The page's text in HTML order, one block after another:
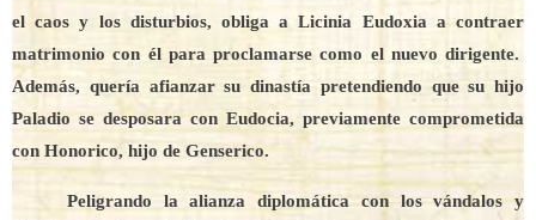
el caos y los disturbios, obliga a Licinia Eudoxia a contraer
matrimonio con él para proclamarse como el nuevo dirigente.
Además, quería afianzar su dinastía pretendiendo que su hijo
Paladio se desposara con Eudocia, previamente comprometida
con Honorico, hijo de Genserico.
Peligrando la alianza diplomática con los vándalos y